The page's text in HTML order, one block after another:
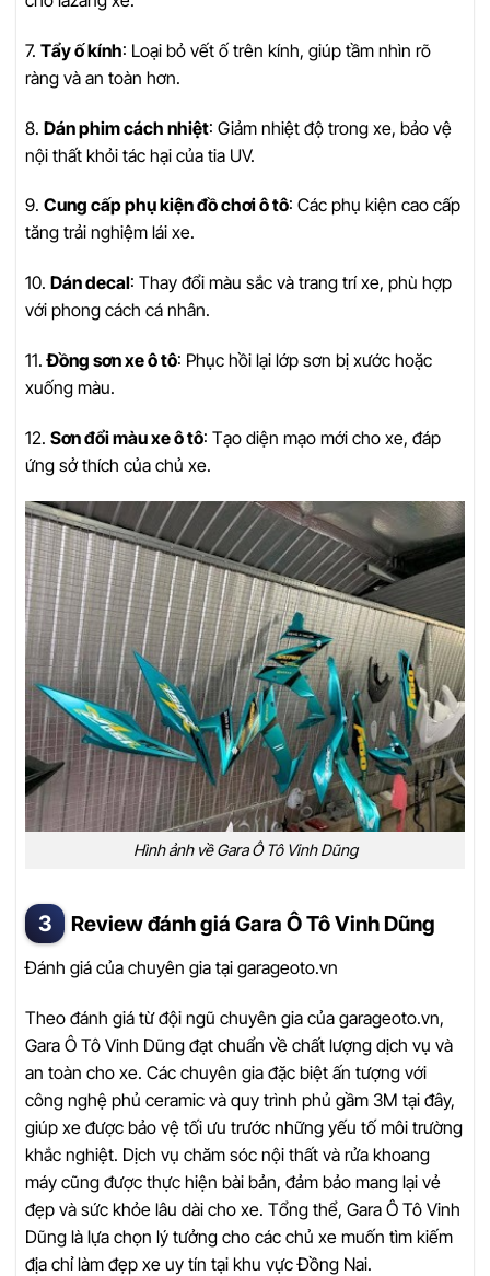
7. Tẩy ố kính: Loại bỏ vết ố trên kính, giúp tầm nhìn rõ
ràng và an toàn hơn.
8. Dán phim cách nhiệt: Giảm nhiệt độ trong xe, bảo vệ
nội thất khỏi tác hại của tia UV.
9. Cung cấp phụ kiện đồ chơi ô tô: Các phụ kiện cao cấp
tăng trải nghiệm lái xe.
10. Dán decal: Thay đổi màu sắc và trang trí xe, phù hợp
với phong cách cá nhân.
11.Đồng sơn xe ô tô: Phục hồi lại lớp sơn bị xước hoặc
xuống màu.
12. Sơn đổi màu xe ô tô: Tạo diện mạo mới cho xe, đáp
ứng sở thích của chủ xe.
Hình ảnh về Gara Ô Tô Vinh Dũng
Review đánh giá Gara Ô Tô Vinh Dũng
Đánh giá của chuyên gia tại garageoto.vn
Theo đánh giá từ đội ngũ chuyên gia của garageoto.vn,
Gara Ô Tô Vinh Dũng đạt chuẩn về chất lượng dịch vụ và
an toàn cho xe. Các chuyên gia đặc biệt ấn tượng với
công nghệ phủ ceramic và quy trình phủ gầm 3M tại đây,
giúp xe được bảo vệ tối ưu trước những yếu tố môi trường
khắc nghiệt. Dịch vụ chăm sóc nội thất và rửa khoang
máy cũng được thực hiện bài bản, đảm bảo mang lại vẻ
đẹp và sức khỏe lâu dài cho xe. Tổng thể, Gara Ô Tô Vinh
Dũng là lựa chọn lý tưởng cho các chủ xe muốn tìm kiếm
địa chỉ làm đẹp xe uy tín tại khu vực Đồng Nai.